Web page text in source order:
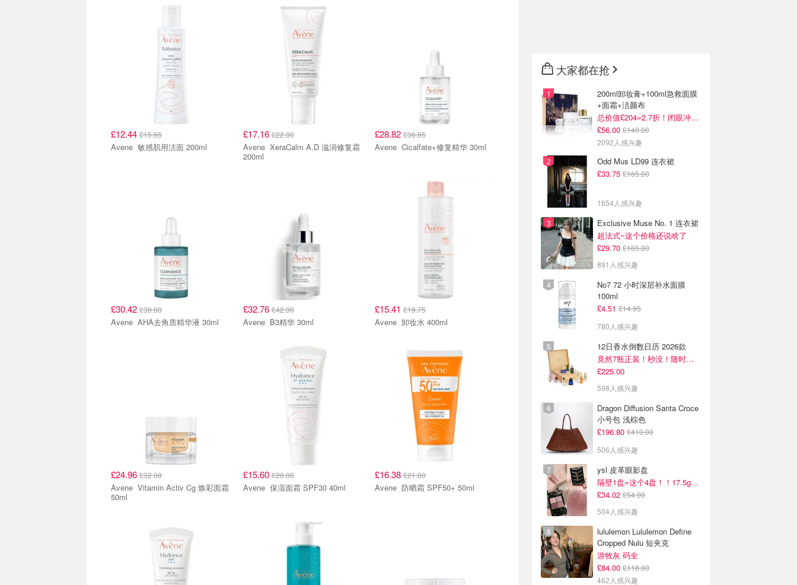
£12.44 £15.95
Avene 敏感肌用洁面 200ml
£17.16£22.00
Avene XeraCalm A.D 滋润修复霜
200ml
£28.82 £36.95
Avene Cicalfate+修复精华 30ml
£30.42 £39.00
Avene AHA去角质精华液 30ml
£32.76£42.00
Avene B3精华 30ml
£15.41 £19.75
Avene 卸妆水 400ml
£24.96 £32.00
Avene Vitamin Activ Cg 焕彩面霜
50ml
£15.60£20.00
Avene 保湿面霜 SPF30 40ml
£16.38 £21.00
Avene 防晒霜 SPF50+ 50ml
大家都在抢
200ml卸妆膏+100ml急救面膜
+面霜+洁颜布
总价值£204=2.7折！闭眼冲这套！
£56.00 £140.00
2092人感兴趣
Odd Mus LD99 连衣裙
£33.75 £165.00
1654人感兴趣
Exclusive Muse No. 1 连衣裙
超法式~这个价格还说啥了
£29.70 £165.00
891人感兴趣
No7 72 小时深层补水面膜
100ml
£4.51 £14.95
780人感兴趣
12日香水倒数日历 2026款
竟然7瓶正装！秒没！随时补货蹲！！！
£225.00
598人感兴趣
Dragon Diffusion Santa Croce
小号包 浅棕色
£196.80 £410.00
506人感兴趣
ysl 皮革眼影盘
隔壁1盘=这个4盘！！17.5g超级大克重
£34.02 £54.00
504人感兴趣
lululemon Lululemon Define
Cropped Nulu 短夹克
游牧灰 码全
£84.00 £118.00
462人感兴趣